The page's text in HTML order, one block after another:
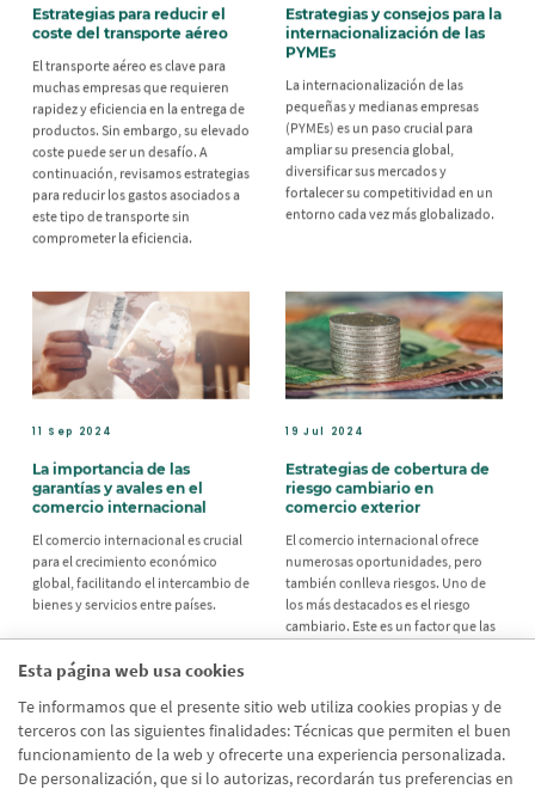
Esta página web usa cookies
Te informamos que el presente sitio web utiliza cookies propias y de
terceros con las siguientes finalidades: Técnicas que permiten el buen
funcionamiento de la web y ofrecerte una experiencia personalizada.
De personalización, que si lo autorizas, recordarán tus preferencias en
Estrategias para reducir el
coste del transporte aéreo
El transporte aéreo es clave para
muchas empresas que requieren
rapidez y eficiencia en la entrega de
productos. Sin embargo, su elevado
coste puede ser un desafío. A
continuación, revisamos estrategias
para reducir los gastos asociados a
este tipo de transporte sin
comprometer la eficiencia.
Estrategias y consejos para la
internacionalización de las
PYMEs
La internacionalización de las
pequeñas y medianas empresas
(PYMEs) es un paso crucial para
ampliar su presencia global,
diversificar sus mercados y
fortalecer su competitividad en un
entorno cada vez más globalizado.
11 Sep 2024
La importancia de las
garantías y avales en el
comercio internacional
El comercio internacional es crucial
para el crecimiento económico
global, facilitando el intercambio de
bienes y servicios entre países.
19 Jul 2024
Estrategias de cobertura de
riesgo cambiario en
comercio exterior
El comercio internacional ofrece
numerosas oportunidades, pero
también conlleva riesgos. Uno de
los más destacados es el riesgo
cambiario. Este es un factor que las
empresas no pueden manejar
las actividades e inversiones
internacionales.